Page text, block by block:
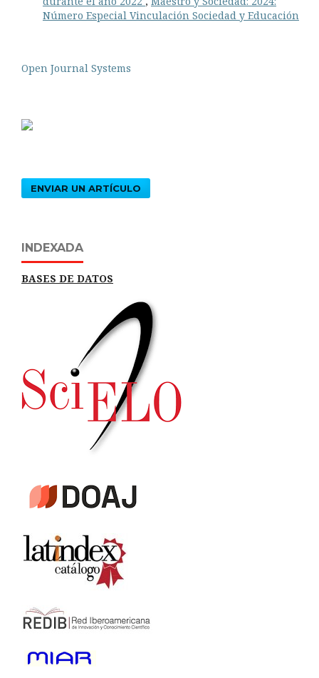
Número Especial Vinculación Sociedad y Educación
Open Journal Systems
ENVIAR UN ARTÍCULO
INDEXADA
BASES DE DATOS